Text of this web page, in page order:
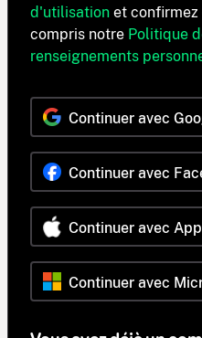
d'utilisation et confirmez
compris notre Politique
renseignements
Continuer avec
Continuer avec
Continuer avec
Continuer avec